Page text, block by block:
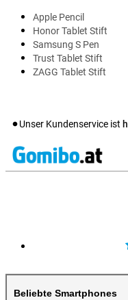
Apple Pencil
Honor Tablet Stift
Samsung S Pen
Trust Tablet Stift
ZAGG Tablet Stift
Unser Kundenservice ist
Beliebte Smartphones